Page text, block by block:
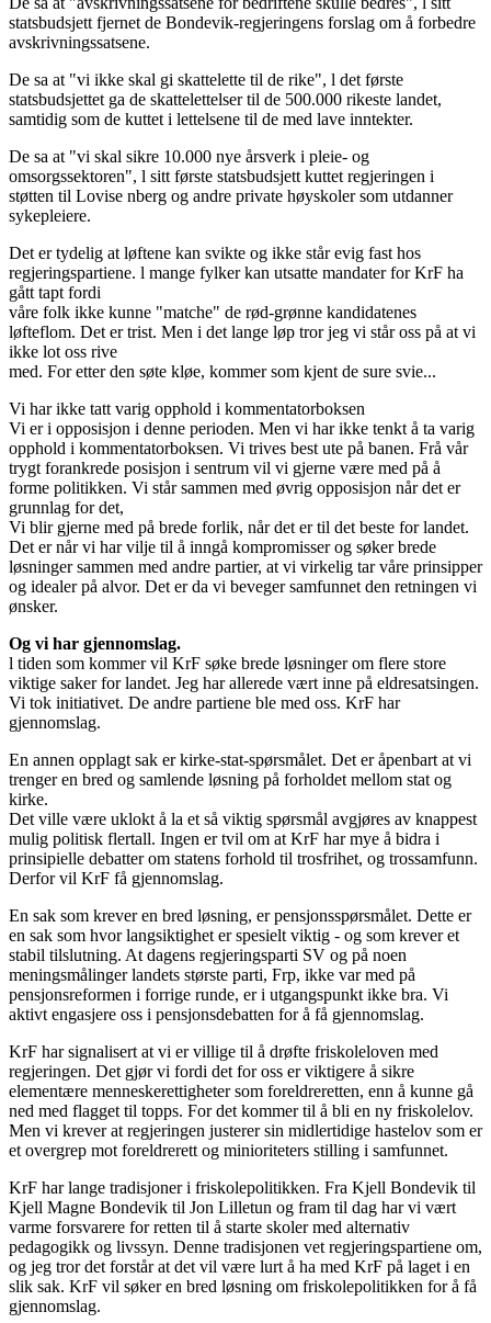
statsbudsjett fjernet de Bondevik-regjeringens forslag om å forbedre
avskrivningssatsene.
De sa at "vi ikke skal gi skattelette til de rike", l det første
statsbudsjettet ga de skattelettelser til de 500.000 rikeste landet,
samtidig som de kuttet i lettelsene til de med lave inntekter.
De sa at "vi skal sikre 10.000 nye årsverk i pleie- og
omsorgssektoren", l sitt første statsbudsjett kuttet regjeringen i
støtten til Lovise nberg og andre private høyskoler som utdanner
sykepleiere.
Det er tydelig at løftene kan svikte og ikke står evig fast hos
regjeringspartiene. l mange fylker kan utsatte mandater for KrF ha
gått tapt fordi
våre folk ikke kunne "matche" de rød-grønne kandidatenes
løfteflom. Det er trist. Men i det lange løp tror jeg vi står oss på at vi
ikke lot oss rive
med. For etter den søte kløe, kommer som kjent de sure svie...
Vi har ikke tatt varig opphold i kommentatorboksen
Vi er i opposisjon i denne perioden. Men vi har ikke tenkt å ta varig
opphold i kommentatorboksen. Vi trives best ute på banen. Frå vår
trygt forankrede posisjon i sentrum vil vi gjerne være med på å
forme politikken. Vi står sammen med øvrig opposisjon når det er
grunnlag for det,
Vi blir gjerne med på brede forlik, når det er til det beste for landet.
Det er når vi har vilje til å inngå kompromisser og søker brede
løsninger sammen med andre partier, at vi virkelig tar våre prinsipper
og idealer på alvor. Det er da vi beveger samfunnet den retningen vi
ønsker.
Og vi har gjennomslag.
l tiden som kommer vil KrF søke brede løsninger om flere store
viktige saker for landet. Jeg har allerede vært inne på eldresatsingen.
Vi tok initiativet. De andre partiene ble med oss. KrF har
gjennomslag.
En annen opplagt sak er kirke-stat-spørsmålet. Det er åpenbart at vi
trenger en bred og samlende løsning på forholdet mellom stat og
kirke.
Det ville være uklokt å la et så viktig spørsmål avgjøres av knappest
mulig politisk flertall. Ingen er tvil om at KrF har mye å bidra i
prinsipielle debatter om statens forhold til trosfrihet, og trossamfunn.
Derfor vil KrF få gjennomslag.
En sak som krever en bred løsning, er pensjonsspørsmålet. Dette er
en sak som hvor langsiktighet er spesielt viktig - og som krever et
stabil tilslutning. At dagens regjeringsparti SV og på noen
meningsmålinger landets største parti, Frp, ikke var med på
pensjonsreformen i forrige runde, er i utgangspunkt ikke bra. Vi
aktivt engasjere oss i pensjonsdebatten for å få gjennomslag.
KrF har signalisert at vi er villige til å drøfte friskoleloven med
regjeringen. Det gjør vi fordi det for oss er viktigere å sikre
elementære menneskerettigheter som foreldreretten, enn å kunne gå
ned med flagget til topps. For det kommer til å bli en ny friskolelov.
Men vi krever at regjeringen justerer sin midlertidige hastelov som er
et overgrep mot foreldrerett og minioriteters stilling i samfunnet.
KrF har lange tradisjoner i friskolepolitikken. Fra Kjell Bondevik til
Kjell Magne Bondevik til Jon Lilletun og fram til dag har vi vært
varme forsvarere for retten til å starte skoler med alternativ
pedagogikk og livssyn. Denne tradisjonen vet regjeringspartiene om,
og jeg tror det forstår at det vil være lurt å ha med KrF på laget i en
slik sak. KrF vil søker en bred løsning om friskolepolitikken for å få
gjennomslag.